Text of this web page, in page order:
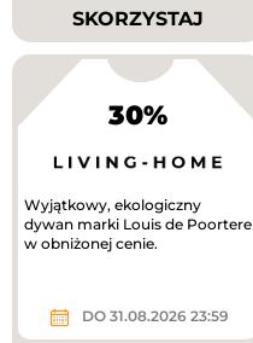
SKORZYSTAJ
30%
Wyjątkowy, ekologiczny
dywan marki Louis de Poortere
w obniżonej cenie.
DO 31.08.2026 23:59